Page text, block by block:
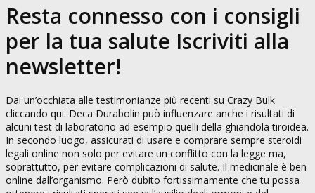
Resta connesso con i consigli
per la tua salute Iscriviti alla
newsletter!
Dai un’occhiata alle testimonianze più recenti su Crazy Bulk
cliccando qui. Deca Durabolin può influenzare anche i risultati di
alcuni test di laboratorio ad esempio quelli della ghiandola tiroidea.
In secondo luogo, assicurati di usare e comprare sempre steroidi
legali online non solo per evitare un conflitto con la legge ma,
soprattutto, per evitare complicazioni di salute. Il medicinale è ben
online dall’organismo. Però dubito fortissimamente che tu possa